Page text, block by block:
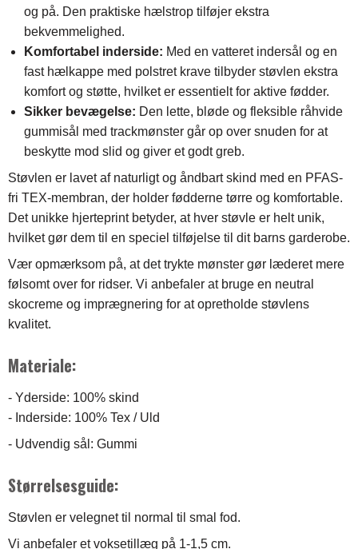
og på. Den praktiske hælstrop tilføjer ekstra
bekvemmelighed.
Komfortabel inderside: Med en vatteret indersål og en
fast hælkappe med polstret krave tilbyder støvlen ekstra
komfort og støtte, hvilket er essentielt for aktive fødder.
Sikker bevægelse: Den lette, bløde og fleksible råhvide
gummisål med trackmønster går op over snuden for at
beskytte mod slid og giver et godt greb.
Støvlen er lavet af naturligt og åndbart skind med en PFAS-
fri TEX-membran, der holder fødderne tørre og komfortable.
Det unikke hjerteprint betyder, at hver støvle er helt unik,
hvilket gør dem til en speciel tilføjelse til dit barns garderobe.
Vær opmærksom på, at det trykte mønster gør læderet mere
følsomt over for ridser. Vi anbefaler at bruge en neutral
skocreme og imprægnering for at opretholde støvlens
kvalitet.
Materiale:
- Yderside: 100% skind
- Inderside: 100% Tex / Uld
- Udvendig sål: Gummi
Størrelsesguide:
Støvlen er velegnet til normal til smal fod.
Vi anbefaler et voksetillæg på 1-1,5 cm.